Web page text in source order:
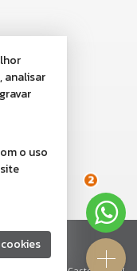
2
analisar
o uso